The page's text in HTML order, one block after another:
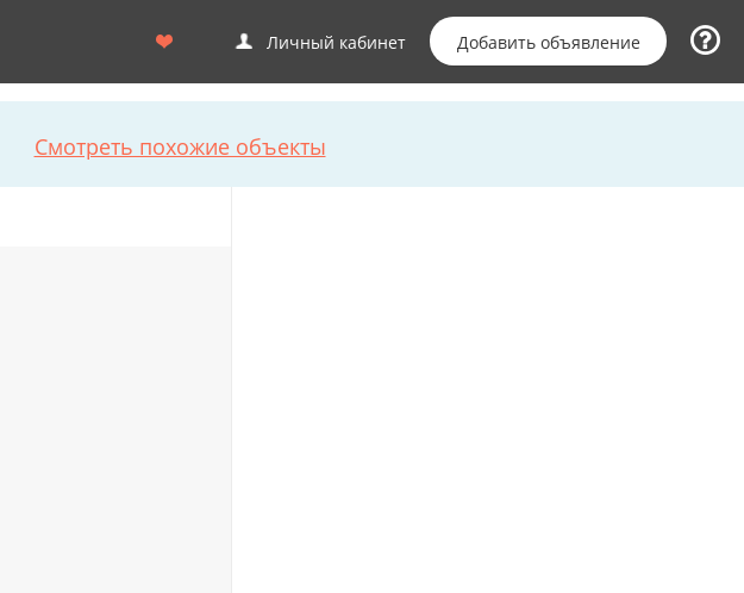
Личный кабинет Добавить объявление
Смотреть похожие объекты